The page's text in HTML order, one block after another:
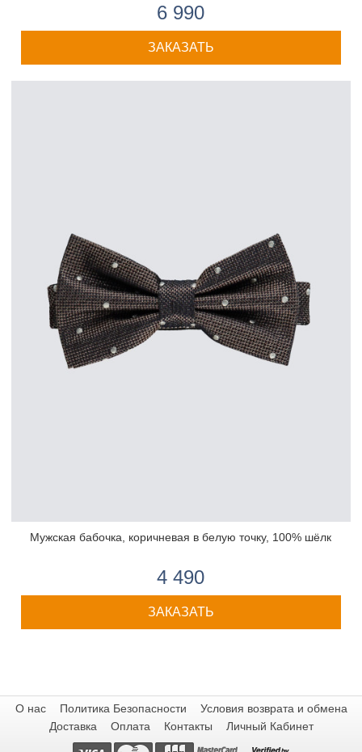
6 990
ЗАКАЗАТЬ
Мужская бабочка, коричневая в белую точку, 100% шёлк
4 490
ЗАКАЗАТЬ
О нас Политика Безопасности
Условия возврата и обмена
Доставка
Оплата Контакты Личный Кабинет